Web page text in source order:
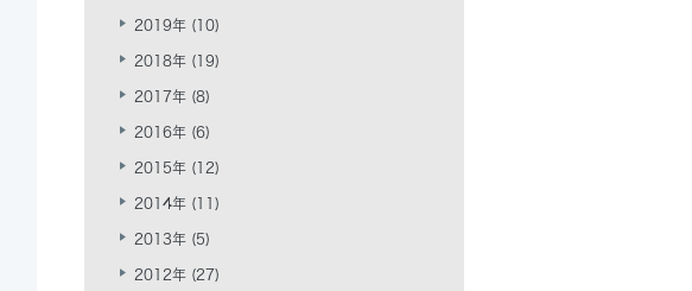
2019年 (10)
2018年 (19)
2017年 (8)
2016年 (6)
2015年 (12)
2014年 (11)
2013年 (5)
2012年 (27)